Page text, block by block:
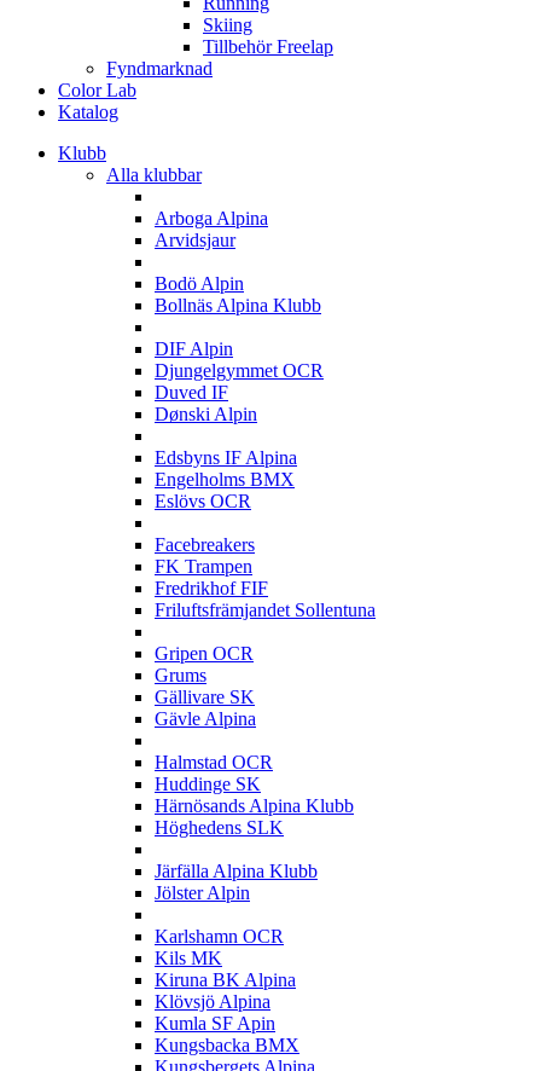
Skiing
Tillbehör Freelap
Fyndmarknad
Color Lab
Katalog
Klubb
Alla klubbar
Arboga Alpina
Arvidsjaur
Bodö Alpin
Bollnäs Alpina Klubb
DIF Alpin
Djungelgymmet OCR
Duved IF
Dønski Alpin
Edsbyns IF Alpina
Engelholms BMX
Eslövs OCR
Facebreakers
FK Trampen
Fredrikhof FIF
Friluftsfrämjandet Sollentuna
Gripen OCR
Grums
Gällivare SK
Gävle Alpina
Halmstad OCR
Huddinge SK
Härnösands Alpina Klubb
Höghedens SLK
Järfälla Alpina Klubb
Jölster Alpin
Karlshamn OCR
Kils MK
Kiruna BK Alpina
Klövsjö Alpina
Kumla SF Apin
Kungsbacka BMX
Kungsbergets Alpina